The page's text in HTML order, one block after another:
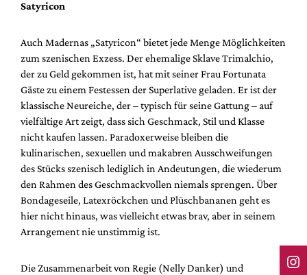
Satyricon
Auch Madernas „Satyricon“ bietet jede Menge Möglichkeiten
zum szenischen Exzess. Der ehemalige Sklave Trimalchio,
der zu Geld gekommen ist, hat mit seiner Frau Fortunata
Gäste zu einem Festessen der Superlative geladen. Er ist der
klassische Neureiche, der – typisch für seine Gattung – auf
vielfältige Art zeigt, dass sich Geschmack, Stil und Klasse
nicht kaufen lassen. Paradoxerweise bleiben die
kulinarischen, sexuellen und makabren Ausschweifungen
des Stücks szenisch lediglich in Andeutungen, die wiederum
den Rahmen des Geschmackvollen niemals sprengen. Über
Bondageseile, Latexröckchen und Plüschbananen geht es
hier nicht hinaus, was vielleicht etwas brav, aber in seinem
Arrangement nie unstimmig ist.
Die Zusammenarbeit von Regie (Nelly Danker) und